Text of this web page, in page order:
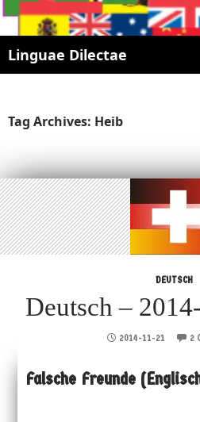
Linguae Dilectae
SKIP
Tag Archives: Heib
DEUTSCH
Deutsch –
2014-11-21 2
Falsche Freunde